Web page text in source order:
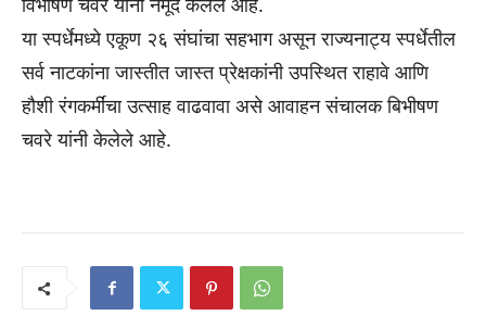
या स्पर्धेमध्ये एकूण २६ संघांचा सहभाग असून राज्यनाट्य स्पर्धेतील
सर्व नाटकांना जास्तीत जास्त प्रेक्षकांनी उपस्थित राहावे आणि
हौशी रंगकर्मींचा उत्साह वाढवावा असे आवाहन संचालक बिभीषण
चवरे यांनी केलेले आहे.